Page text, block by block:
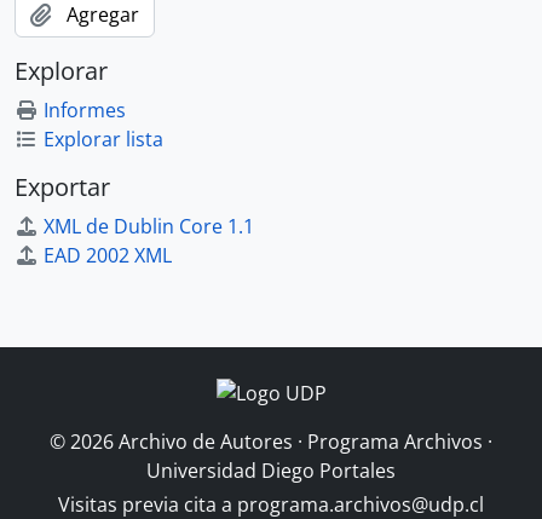
Agregar
Explorar
Informes
Explorar lista
Exportar
XML de Dublin Core 1.1
EAD 2002 XML
© 2026 Archivo de Autores · Programa Archivos ·
Universidad Diego Portales
Visitas previa cita a programa.archivos@udp.cl